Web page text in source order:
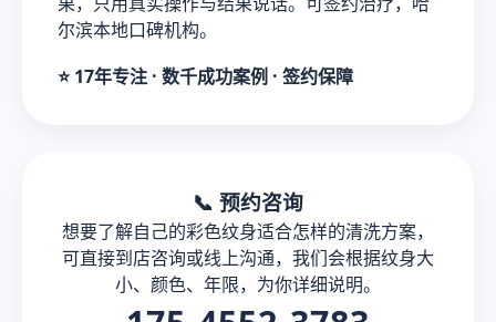
尔滨本地口碑机构。
⭐ 17年专注 · 数千成功案例 · 签约保障
📞 预约咨询
想要了解自己的彩色纹身适合怎样的清洗方案，
可直接到店咨询或线上沟通，我们会根据纹身大
小、颜色、年限，为你详细说明。